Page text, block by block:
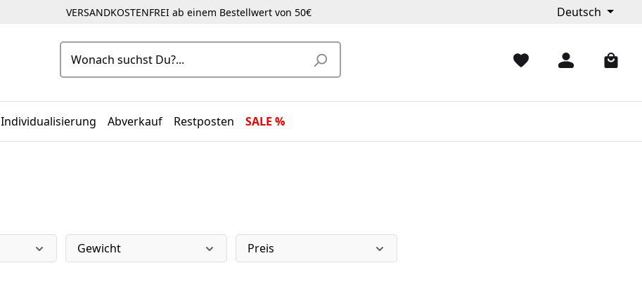
VERSANDKOSTENFREI ab einem Bestellwert von 50€ Deutsch
Individualisierung Abverkauf Restposten SALE %
Gewicht Preis